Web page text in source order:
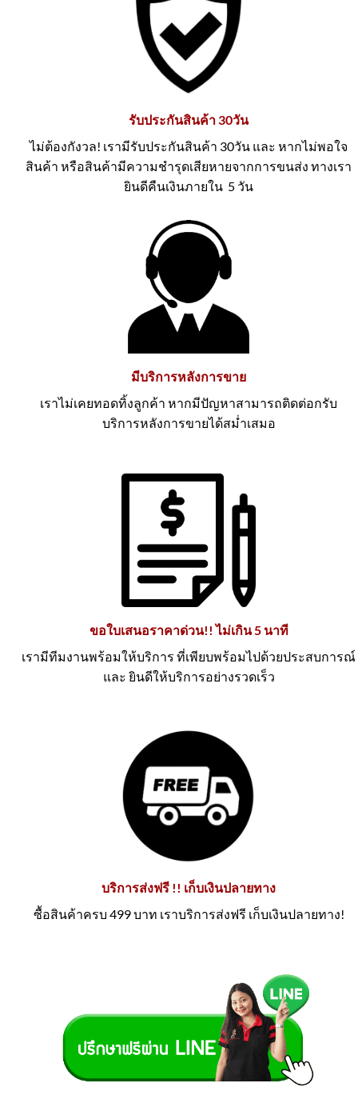
รับประกันสินค้า 30วัน
ไม่ต้องกังวล! เรามีรับประกันสินค้า 30วัน และ หากไม่พอใจ
สินค้า หรือสินค้ามีความชำรุดเสียหายจากการขนส่ง ทางเรา
ยินดีคืนเงินภายใน 5 วัน
มีบริการหลังการขาย
เราไม่เคยทอดทิ้งลูกค้า หากมีปัญหาสามารถติดต่อกรับ
บริการหลังการขายได้สม่ำเสมอ
ขอใบเสนอราคาด่วน!! ไม่เกิน 5 นาที
เรามีทีมงานพร้อมให้บริการ ที่เพียบพร้อมไปด้วยประสบการณ์
และ ยินดีให้บริการอย่างรวดเร็ว
บริการส่งฟรี !! เก็บเงินปลายทาง
ซื้อสินค้าครบ 499 บาท เราบริการส่งฟรี เก็บเงินปลายทาง!